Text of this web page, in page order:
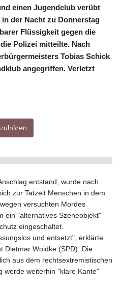
einen Jugendclub verübt
der Nacht zu Donnerstag
Flüssigkeit gegen die
Polizei mitteilte. Nach
Tobias Schick
angegriffen. Verletzt
entstand, wurde nach
zur Tatzeit Menschen in dem
versuchten Mordes
ein "alternatives Szeneobjekt"
eingeschaltet.
und entsetzt", erklärte
Dietmar Woidke (SPD). Die
aus dem rechtsextremistischen
werde weiterhin "klare Kante"